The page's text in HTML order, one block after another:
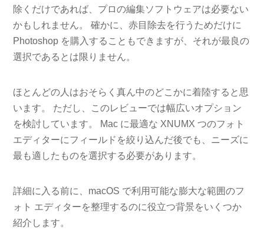
除くだけであれば、プロの編集ソフトウェアは必要ない
かもしれません。 確かに、赤目除去を行うためだけに
Photoshop を購入することもできますが、それが最良の
選択であるとは限りません。
ほとんどの人はおそらく真ん中のどこかに着陸すると思
います。 ただし、このレビューでは幅広いオプション
を検討しています。 Mac に最適な XNUMX つのフォト
エディターにフィールドを絞り込んだ後でも、ニーズに
最も適したものを選択する必要があります。
詳細に入る前に、macOS で利用可能な膨大な範囲のフ
ォト エディターを整理するのに役立つ背景をいくつか
紹介します。